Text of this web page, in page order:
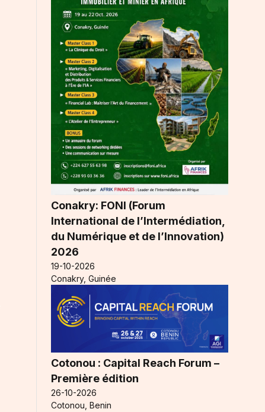
Conakry: FONI (Forum
International de l’Intermédiation,
du Numérique et de l’Innovation)
2026
19-10-2026
Conakry, Guinée
Cotonou : Capital Reach Forum –
Première édition
26-10-2026
Cotonou, Benin